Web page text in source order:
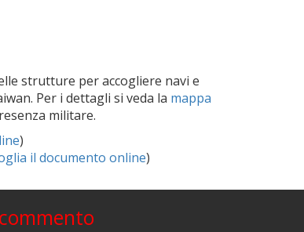
strutture per accogliere navi e
Per i dettagli si veda la mappa
militare.
)
il documento online)